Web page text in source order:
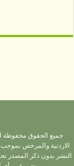
جميع الحقوق محفوظة
الاردنية والمرخص بموجب
النشر بدون ذكر المصدر تحت